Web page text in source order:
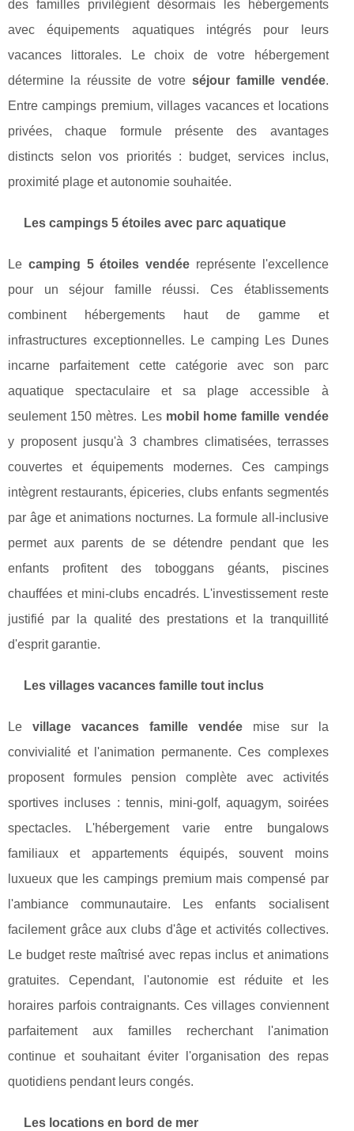
des familles privilégient désormais les hébergements
avec équipements aquatiques intégrés pour leurs
vacances littorales. Le choix de votre hébergement
détermine la réussite de votre séjour famille vendée.
Entre campings premium, villages vacances et locations
privées, chaque formule présente des avantages
distincts selon vos priorités : budget, services inclus,
proximité plage et autonomie souhaitée.
Les campings 5 étoiles avec parc aquatique
Le camping 5 étoiles vendée représente l'excellence
pour un séjour famille réussi. Ces établissements
combinent hébergements haut de gamme et
infrastructures exceptionnelles. Le camping Les Dunes
incarne parfaitement cette catégorie avec son parc
aquatique spectaculaire et sa plage accessible à
seulement 150 mètres. Les mobil home famille vendée
y proposent jusqu'à 3 chambres climatisées, terrasses
couvertes et équipements modernes. Ces campings
intègrent restaurants, épiceries, clubs enfants segmentés
par âge et animations nocturnes. La formule all-inclusive
permet aux parents de se détendre pendant que les
enfants profitent des toboggans géants, piscines
chauffées et mini-clubs encadrés. L'investissement reste
justifié par la qualité des prestations et la tranquillité
d'esprit garantie.
Les villages vacances famille tout inclus
Levillage vacances famille vendée mise sur la
convivialité et l'animation permanente. Ces complexes
proposent formules pension complète avec activités
sportives incluses : tennis, mini-golf, aquagym, soirées
spectacles. L'hébergement varie entre bungalows
familiaux et appartements équipés, souvent moins
luxueux que les campings premium mais compensé par
l'ambiance communautaire. Les enfants socialisent
facilement grâce aux clubs d'âge et activités collectives.
Le budget reste maîtrisé avec repas inclus et animations
gratuites. Cependant, l'autonomie est réduite et les
horaires parfois contraignants. Ces villages conviennent
parfaitement aux familles recherchant l'animation
continue et souhaitant éviter l'organisation des repas
quotidiens pendant leurs congés.
Les locations en bord de mer